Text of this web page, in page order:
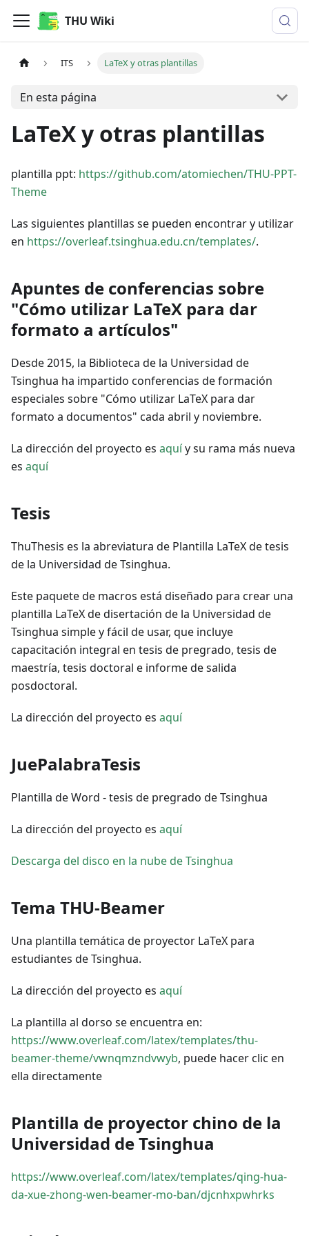
THU Wiki
ITS LaTeX y otras plantillas
En esta página
LaTeX y otras plantillas
plantilla ppt: https://github.com/atomiechen/THU-PPT-
Theme
Las siguientes plantillas se pueden encontrar y utilizar
en https://overleaf.tsinghua.edu.cn/templates/.
Apuntes de conferencias sobre
"Cómo utilizar LaTeX para dar
formato a artículos"
Desde 2015, la Biblioteca de la Universidad de
Tsinghua ha impartido conferencias de formación
especiales sobre "Cómo utilizar LaTeX para dar
formato a documentos" cada abril y noviembre.
La dirección del proyecto es aquíy su rama más nueva
es aquí
Tesis
ThuThesis es la abreviatura de Plantilla LaTeX de tesis
de la Universidad de Tsinghua.
Este paquete de macros está diseñado para crear una
plantilla LaTeX de disertación de la Universidad de
Tsinghua simple y fácil de usar, que incluye
capacitación integral en tesis de pregrado, tesis de
maestría, tesis doctoral e informe de salida
posdoctoral.
La dirección del proyecto es aquí
JuePalabraTesis
Plantilla de Word - tesis de pregrado de Tsinghua
La dirección del proyecto es aquí
Descarga del disco en la nube de Tsinghua
Tema THU-Beamer
Una plantilla temática de proyector LaTeX para
estudiantes de Tsinghua.
La dirección del proyecto es aquí
La plantilla al dorso se encuentra en:
https://www.overleaf.com/latex/templates/thu-
beamer-theme/vwnqmzndvwyb, puede hacer clic en
ella directamente
Plantilla de proyector chino de la
Universidad de Tsinghua
https://www.overleaf.com/latex/templates/qing-hua-
da-xue-zhong-wen-beamer-mo-ban/djcnhxpwhrks